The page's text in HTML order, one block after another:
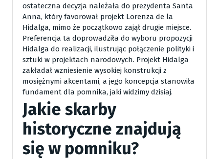
ostateczna decyzja należała do prezydenta Santa
Anna, który favorował projekt Lorenza de la
Hidalga, mimo że początkowo zajął drugie miejsce.
Preferencja ta doprowadziła do wyboru propozycji
Hidalga do realizacji, ilustrując połączenie polityki i
sztuki w projektach narodowych. Projekt Hidalga
zakładał wzniesienie wysokiej konstrukcji z
mosiężnymi akcentami, a jego koncepcja stanowiła
fundament dla pomnika, jaki widzimy dzisiaj.
Jakie skarby
historyczne znajdują
się w pomniku?